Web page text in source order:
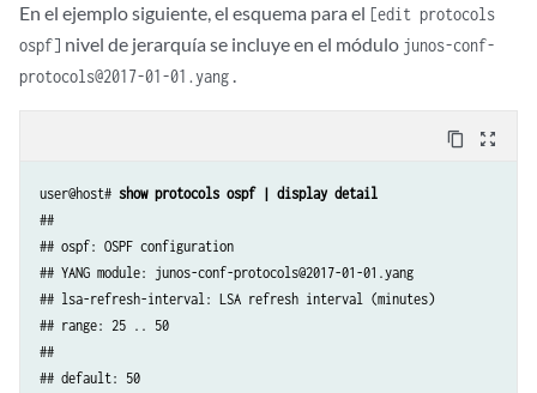
   augment /jc:configuration {
     uses interfaces-group;
   }
   }
   ...
En el ejemplo siguiente, el esquema para el [edit protocols
ospf] nivel de jerarquía se incluye en el módulo junos-conf-
protocols@2017-01-01.yang .
content_copy zoom_out_map
user@host# show protocols ospf | display detail
##
## ospf: OSPF configuration
## YANG module: junos-conf-protocols@2017-01-01.yang
## lsa-refresh-interval: LSA refresh interval (minutes)
## range: 25 .. 50
##
## default: 50